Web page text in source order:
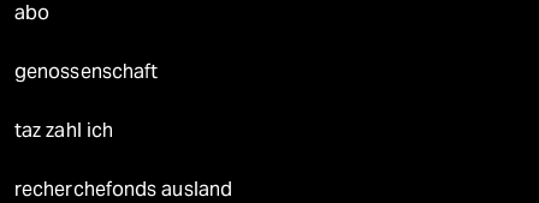
abo
genossenschaft
taz zahl ich
recherchefonds ausland